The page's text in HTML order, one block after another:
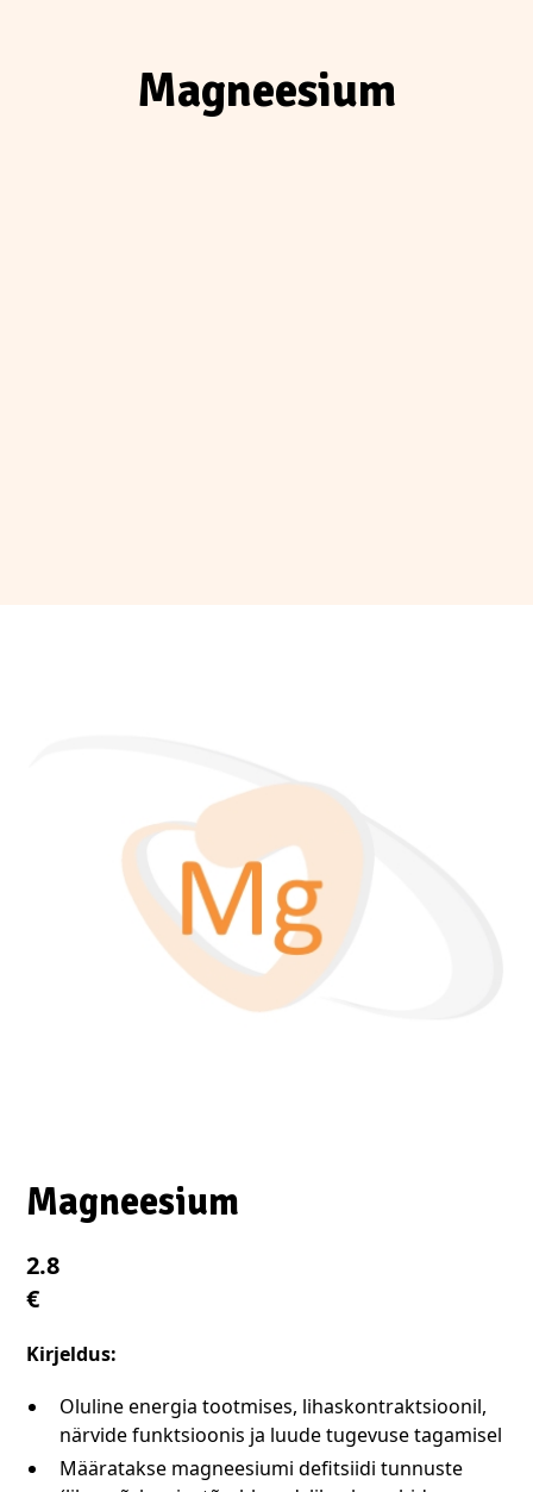
Magneesium
Magneesium
2.8
€
Kirjeldus:
Oluline energia tootmises, lihaskontraktsioonil,
närvide funktsioonis ja luude tugevuse tagamisel
Määratakse magneesiumi defitsiidi tunnuste